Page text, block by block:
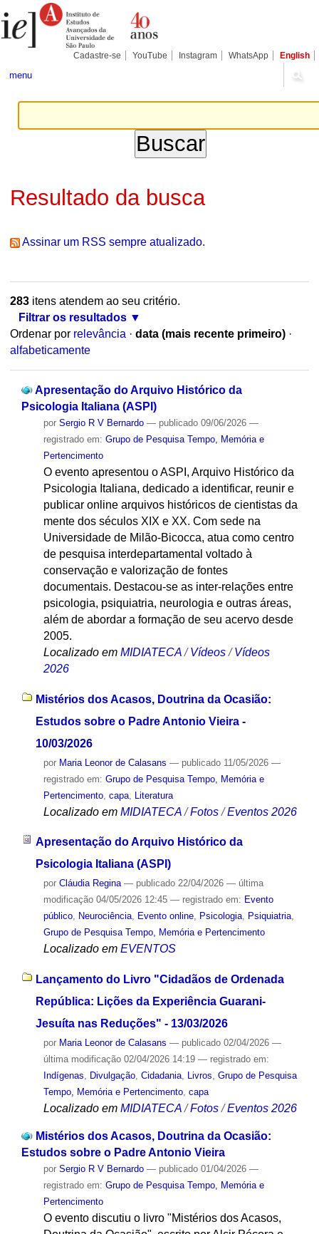
para
conteúdo.
Pessoais
Cadastre-se YouTube Instagram WhatsApp English
menu
Resultado da busca
Assinar um RSS sempre atualizado.
283itens atendem ao seu critério.
Filtrar os resultados
Ordenar por relevância · data (mais recente primeiro) ·
alfabeticamente
Apresentação do Arquivo Histórico da
Psicologia Italiana (ASPI)
por Sergio R V Bernardo — publicado09/06/2026 —
registrado em: Grupo de Pesquisa Tempo, Memória e
Pertencimento
O evento apresentou o ASPI, Arquivo Histórico da
Psicologia Italiana, dedicado a identificar, reunir e
publicar online arquivos históricos de cientistas da
mente dos séculos XIX e XX. Com sede na
Universidade de Milão-Bicocca, atua como centro
de pesquisa interdepartamental voltado à
conservação e valorização de fontes
documentais. Destacou-se as inter-relações entre
psicologia, psiquiatria, neurologia e outras áreas,
além de abordar a formação de seu acervo desde
2005.
Localizado em MIDIATECA /Vídeos /Vídeos
2026
Mistérios dos Acasos, Doutrina da Ocasião:
Estudos sobre o Padre Antonio Vieira -
10/03/2026
por Maria Leonor de Calasans — publicado11/05/2026 —
registrado em: Grupo de Pesquisa Tempo, Memória e
Pertencimento, capa, Literatura
Localizado em MIDIATECA /Fotos /Eventos 2026
Apresentação do Arquivo Histórico da
Psicologia Italiana (ASPI)
por Cláudia Regina — publicado22/04/2026 — última
modificação04/05/2026 12:45 — registrado em: Evento
público, Neurociência, Evento online, Psicologia, Psiquiatria,
Grupo de Pesquisa Tempo, Memória e Pertencimento
Localizado em EVENTOS
Lançamento do Livro "Cidadãos de Ordenada
República: Lições da Experiência Guarani-
Jesuíta nas Reduções" - 13/03/2026
por Maria Leonor de Calasans — publicado02/04/2026 —
última modificação02/04/2026 14:19 — registrado em:
Indígenas, Divulgação, Cidadania, Livros, Grupo de Pesquisa
Tempo, Memória e Pertencimento, capa
Localizado em MIDIATECA /Fotos /Eventos 2026
Mistérios dos Acasos, Doutrina da Ocasião:
Estudos sobre o Padre Antonio Vieira
por Sergio R V Bernardo — publicado01/04/2026 —
registrado em: Grupo de Pesquisa Tempo, Memória e
Pertencimento
O evento discutiu o livro "Mistérios dos Acasos,